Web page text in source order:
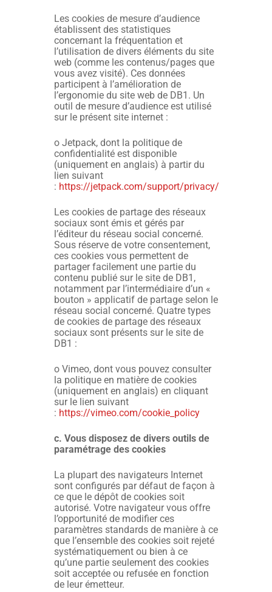
Les cookies de mesure d’audience
établissent des statistiques
concernant la fréquentation et
l’utilisation de divers éléments du site
web (comme les contenus/pages que
vous avez visité). Ces données
participent à l’amélioration de
l’ergonomie du site web de DB1. Un
outil de mesure d’audience est utilisé
sur le présent site internet :
o Jetpack, dont la politique de
confidentialité est disponible
(uniquement en anglais) à partir du
lien suivant
: https://jetpack.com/support/privacy/
Les cookies de partage des réseaux
sociaux sont émis et gérés par
l’éditeur du réseau social concerné.
Sous réserve de votre consentement,
ces cookies vous permettent de
partager facilement une partie du
contenu publié sur le site de DB1,
notamment par l’intermédiaire d’un «
bouton » applicatif de partage selon le
réseau social concerné. Quatre types
de cookies de partage des réseaux
sociaux sont présents sur le site de
DB1 :
o Vimeo, dont vous pouvez consulter
la politique en matière de cookies
(uniquement en anglais) en cliquant
sur le lien suivant
: https://vimeo.com/cookie_policy
c. Vous disposez de divers outils de
paramétrage des cookies
La plupart des navigateurs Internet
sont configurés par défaut de façon à
ce que le dépôt de cookies soit
autorisé. Votre navigateur vous offre
l’opportunité de modifier ces
paramètres standards de manière à ce
que l’ensemble des cookies soit rejeté
systématiquement ou bien à ce
qu’une partie seulement des cookies
soit acceptée ou refusée en fonction
de leur émetteur.